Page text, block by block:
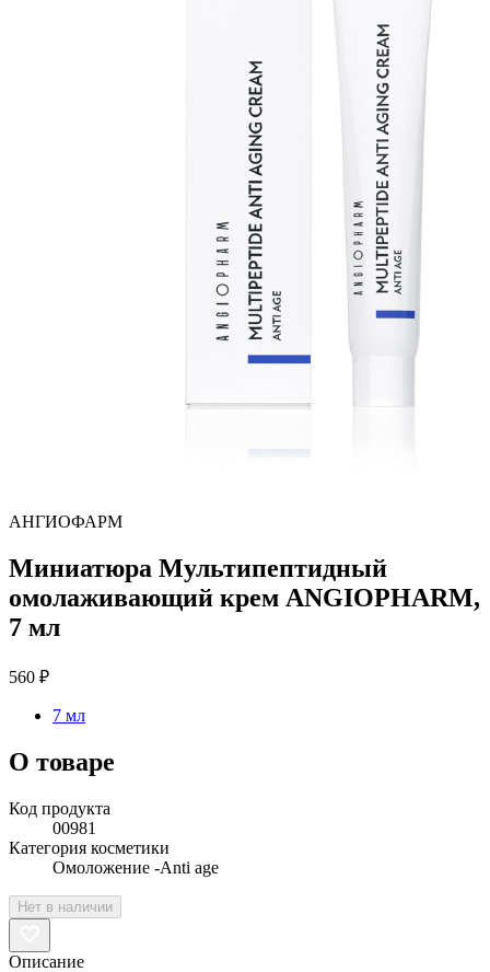
АНГИОФАРМ
Миниатюра Мультипептидный
омолаживающий крем ANGIOPHARM,
7 мл
560 ₽
7 мл
О товаре
Код продукта
00981
Категория косметики
Омоложение -Anti age
Нет в наличии
Описание